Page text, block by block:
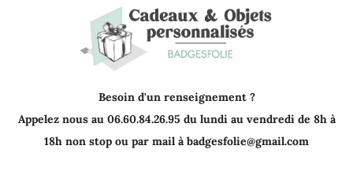
Besoin d'un renseignement ?
Appelez nous au 06.60.84.26.95 du lundi au vendredi de 8h à
18h non stop ou par mail à badgesfolie@gmail.com